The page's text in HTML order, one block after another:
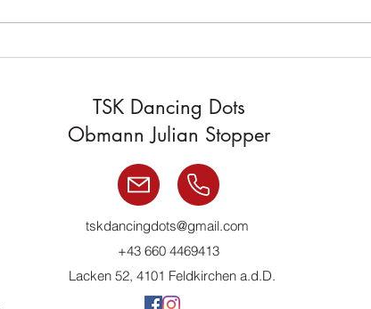
TSK Dancing Dots
Obmann Julian Stopper
tskdancingdots@gmail.com
+43 660 4469413
Lacken 52, 4101 Feldkirchen a.d.D.